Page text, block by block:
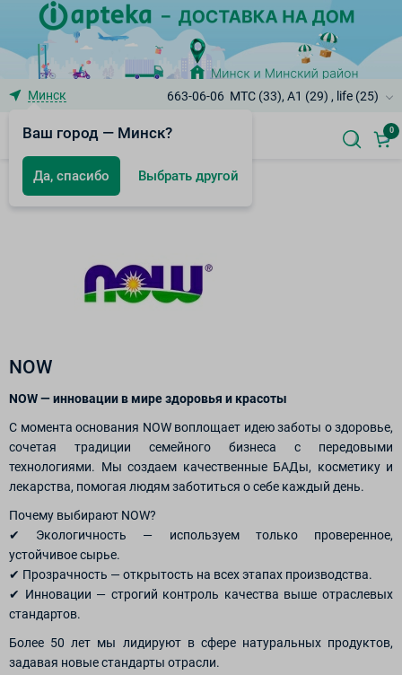
Минск
Ваш город — Минск?
Да, спасибо Выбрать другой
663-06-06 МТС (33), A1 (29) , life (25)
0
Бренды
NOW
NOW — инновации в мире здоровья и красоты
С момента основания NOW воплощает идею заботы о здоровье,
сочетая традиции семейного бизнеса с передовыми
технологиями. Мы создаем качественные БАДы, косметику и
лекарства, помогая людям заботиться о себе каждый день.
Почему выбирают NOW?
✔ Экологичность — используем только проверенное,
устойчивое сырье.
✔ Прозрачность — открытость на всех этапах производства.
✔ Инновации — строгий контроль качества выше отраслевых
стандартов.
Более 50 лет мы лидируют в сфере натуральных продуктов,
задавая новые стандарты отрасли.